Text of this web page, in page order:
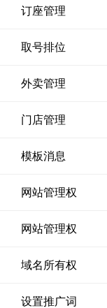
订座管理
取号排位
外卖管理
门店管理
模板消息
网站管理权
网站管理权
域名所有权
设置推广词